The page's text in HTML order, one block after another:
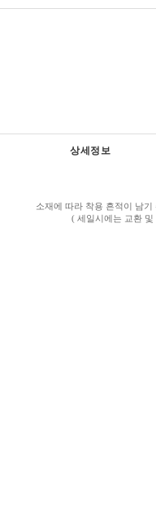
상세정보
소재에 따라 착용 흔적이 남
( 세일시에는 교환